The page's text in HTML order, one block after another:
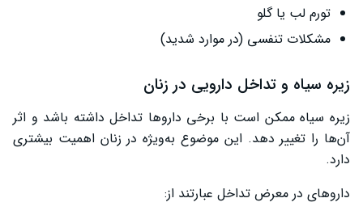
تورم لب یا گلو
مشکلات تنفسی (در موارد شدید)
زیره سیاه و تداخل دارویی در زنان
زیره سیاه ممکن است با برخی داروها تداخل داشته باشد و اثر
آن‌ها را تغییر دهد. این موضوع به‌ویژه در زنان اهمیت بیشتری
دارد.
داروهای در معرض تداخل عبارتند از: